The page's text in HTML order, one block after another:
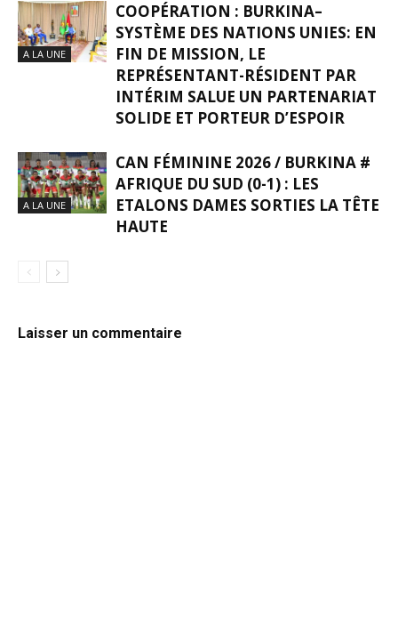
A LA UNE
COOPÉRATION : BURKINA–
SYSTÈME DES NATIONS UNIES: EN
FIN DE MISSION, LE
REPRÉSENTANT-RÉSIDENT PAR
INTÉRIM SALUE UN PARTENARIAT
SOLIDE ET PORTEUR D’ESPOIR
A LA UNE
CAN FÉMININE 2026 / BURKINA #
AFRIQUE DU SUD (0-1) : LES
ETALONS DAMES SORTIES LA TÊTE
HAUTE
Laisser un commentaire